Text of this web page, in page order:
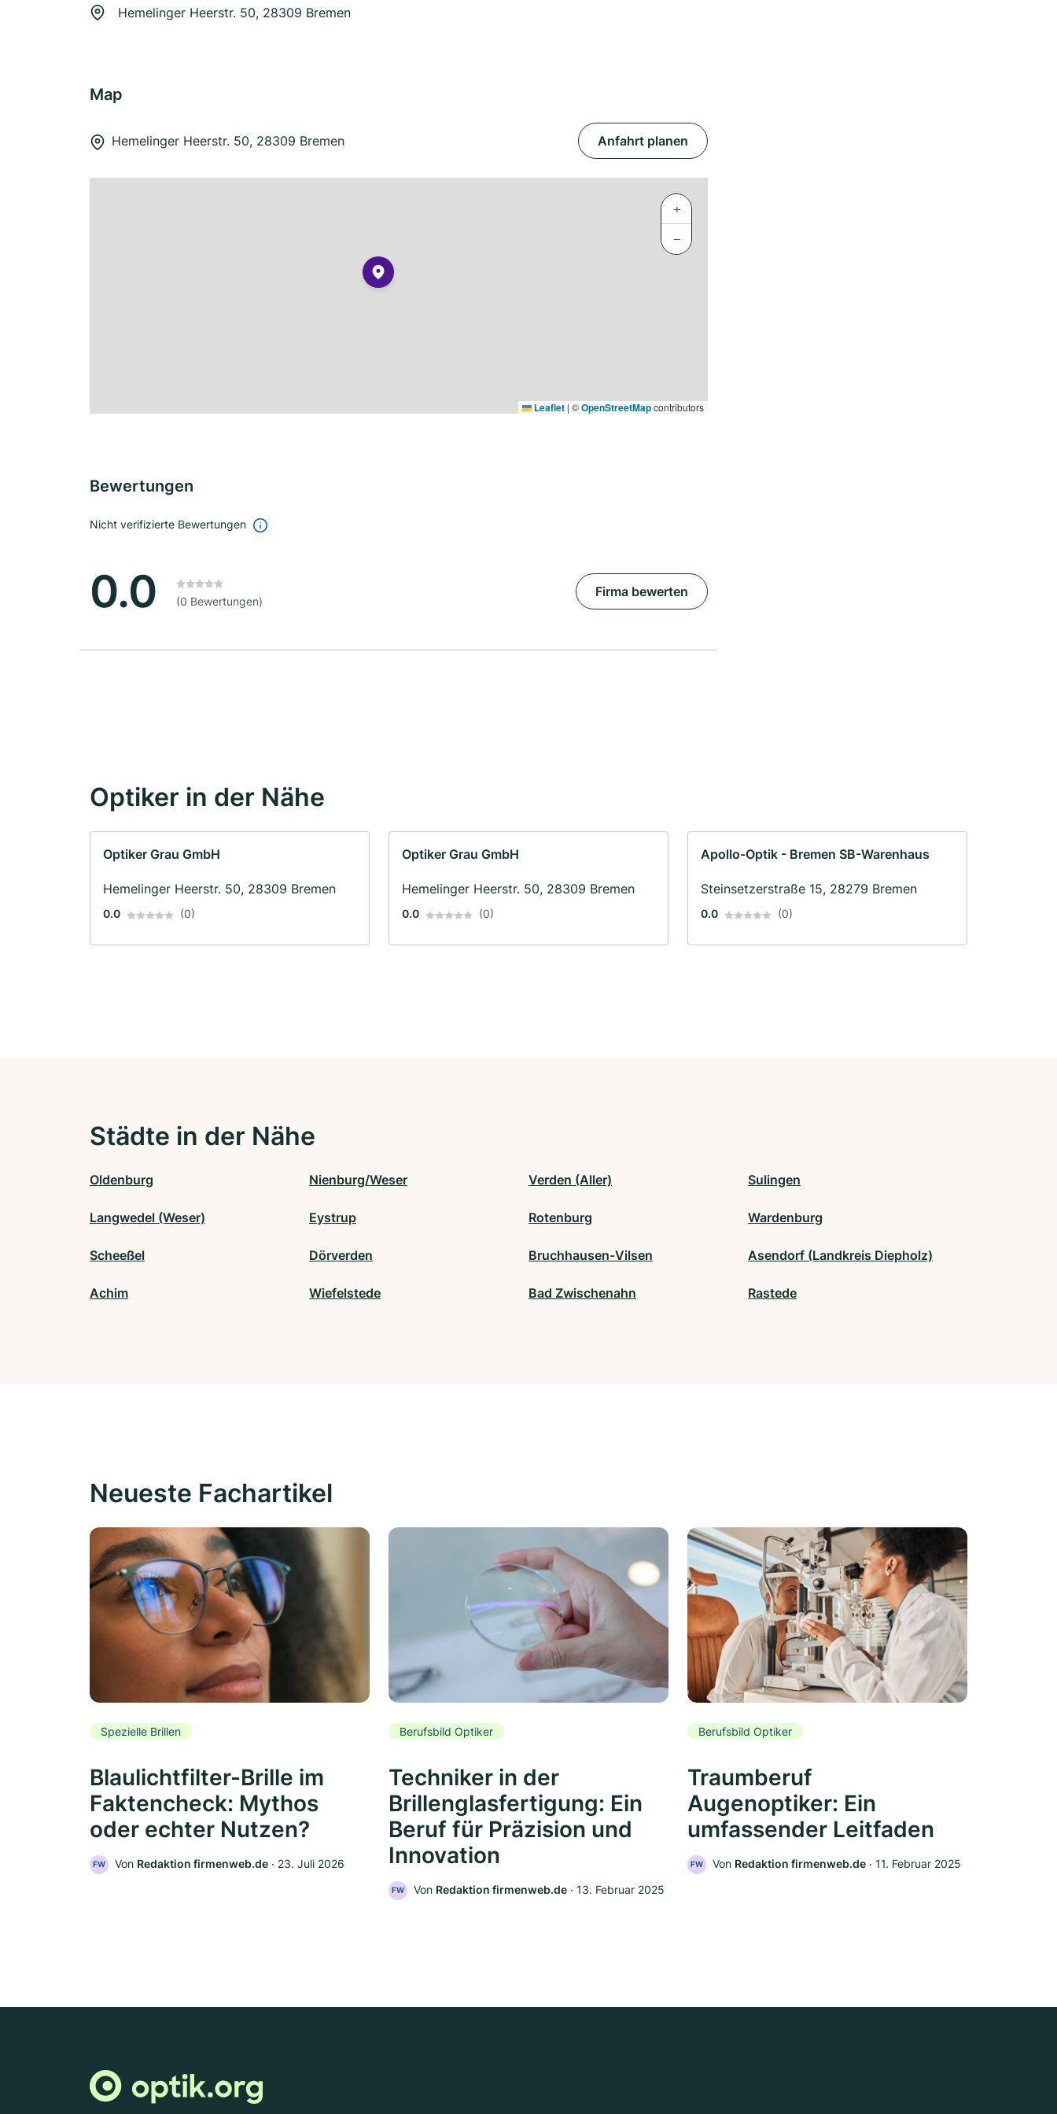
Hemelinger Heerstr. 50, 28309 Bremen
Map
Hemelinger Heerstr. 50, 28309 Bremen Anfahrt planen
+
−
Leaflet | ©OpenStreetMapcontributors
Bewertungen
Nicht verifizierte Bewertungen
0.0 (0 Bewertungen)
Firma bewerten
Optiker in der Nähe
Optiker Grau GmbH
Hemelinger Heerstr. 50, 28309 Bremen
0.0 (0)
Optiker Grau GmbH
Hemelinger Heerstr. 50, 28309 Bremen
0.0 (0)
Apollo-Optik - Bremen SB-Warenhaus
Steinsetzerstraße 15, 28279 Bremen
0.0 (0)
Städte in der Nähe
Oldenburg Nienburg/Weser Verden (Aller) Sulingen
Langwedel (Weser) Eystrup Rotenburg Wardenburg
Scheeßel Dörverden Bruchhausen-Vilsen Asendorf (Landkreis Diepholz)
Achim Wiefelstede Bad Zwischenahn Rastede
Neueste Fachartikel
Spezielle Brillen
Blaulichtfilter-Brille im
Faktencheck: Mythos
oder echter Nutzen?
FW Von Redaktion firmenweb.de ‧ 23. Juli 2026
Berufsbild Optiker
Techniker in der
Brillenglasfertigung: Ein
Beruf für Präzision und
Innovation
FW Von Redaktion firmenweb.de ‧ 13. Februar 2025
Berufsbild Optiker
Traumberuf
Augenoptiker: Ein
umfassender Leitfaden
FW Von Redaktion firmenweb.de ‧ 11. Februar 2025